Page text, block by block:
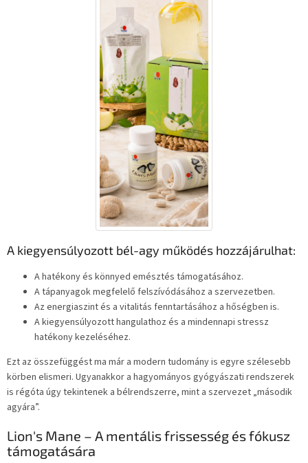
A kiegyensúlyozott bél-agy működés hozzájárulhat:
A hatékony és könnyed emésztés támogatásához.
A tápanyagok megfelelő felszívódásához a szervezetben.
Az energiaszint és a vitalitás fenntartásához a hőségben is.
A kiegyensúlyozott hangulathoz és a mindennapi stressz
hatékony kezeléséhez.
Ezt az összefüggést ma már a modern tudomány is egyre szélesebb
körben elismeri. Ugyanakkor a hagyományos gyógyászati rendszerek
is régóta úgy tekintenek a bélrendszerre, mint a szervezet „második
agyára”.
Lion's Mane – A mentális frissesség és fókusz
támogatására